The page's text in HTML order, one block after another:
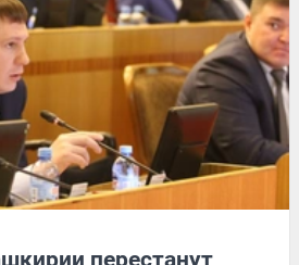
перестанут